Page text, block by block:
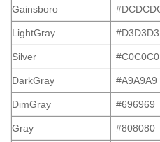
Gainsboro
LightGray #D3D3D3
Silver #C0C0C0
DarkGray #A9A9A9
DimGray #696969
Gray #808080